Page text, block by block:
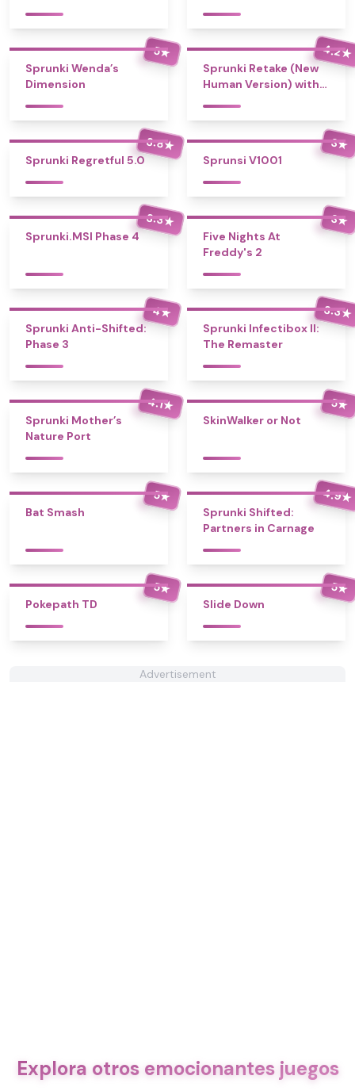
5★
Sprunki Wenda’s
Dimension
4.2★
Sprunki Retake (New
Human Version) with
3.8★
Sprunki Regretful 5.0
3★
Sprunsi V1001
3.3★
Sprunki.MSI Phase 4
3★
Five Nights At
Freddy's 2
4★
Sprunki Anti-Shifted:
Phase 3
3.3★
Sprunki Infectibox II:
The Remaster
4.1★
Sprunki Mother’s
Nature Port
5★
SkinWalker or Not
5★
Bat Smash
4.9★
Sprunki Shifted:
Partners in Carnage
5★
Pokepath TD
5★
Slide Down
Advertisement
Explora otros emocionantes juegos